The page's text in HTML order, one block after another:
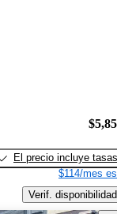
El precio incluye tasas
$114/mes
Verif. disponibilidad